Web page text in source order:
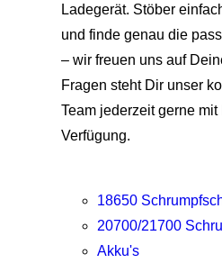
Ladegerät. Stöber
und finde genau die
– wir freuen uns auf
Fragen steht Dir unser
Team jederzeit gerne mit
Verfügung.
18650
20700/21700
Akku's